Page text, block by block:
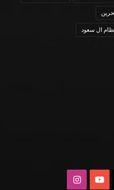
ال سعود
يوتيوبانستقرام